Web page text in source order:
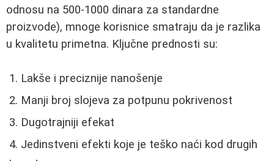
odnosu na 500-1000 dinara za standardne
proizvode), mnoge korisnice smatraju da je razlika
u kvalitetu primetna. Ključne prednosti su:
Lakše i preciznije nanošenje
Manji broj slojeva za potpunu pokrivenost
Dugotrajniji efekat
Jedinstveni efekti koje je teško naći kod drugih